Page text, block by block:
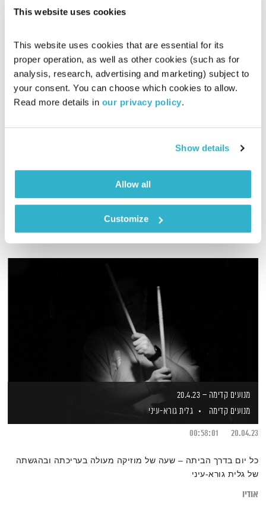
This website uses cookies
This website uses cookies that are essential for its
proper operation, as well as other cookies (such as for
analysis, research, advertising and marketing) subject to
your consent. You can choose which cookies to allow.
Read more details in our privacy policy.
Show details
Allow all
Customize
מחזירה אור – 19.6.25
אליוט
19.06.25
01:59:40
אליוט עורכת ומגישה שעתיים של מוזיקה מקומית ומילים שיחזירו
מנועים קדימה – 20.4.23
מנועים קדימה
גלית גורא-עיני
20.04.23
00:58:01
כל יום בדרך הביתה – שעה של מוזיקה מעולה בעריכתה ובהגשתה
של גלית גורא-עיני
אודיו